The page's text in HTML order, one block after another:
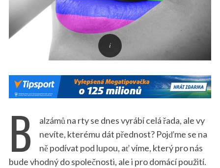
B
alzámů na rty se dnes vyrábí celá řada, ale vy
nevíte, kterému dát přednost? Pojďme se na
ně podívat pod lupou, ať víme, který pro nás
bude vhodný do společnosti, ale i pro domácí použití.